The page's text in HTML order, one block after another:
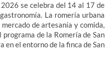
2026 se celebra del 14 al 17 de
La romería urbana
de artesanía y comida,
programa de la Romería de San
en el entorno de la finca de San